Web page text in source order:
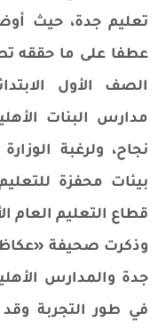
تعليم جدة، حيث
عطفا على ما حققه
الصف الأول
مدارس البنات
نجاح، ولرغبة
بيئات محفزة
قطاع التعليم العام
وذكرت صحيفة
جدة والمدارس
في طور التجربة